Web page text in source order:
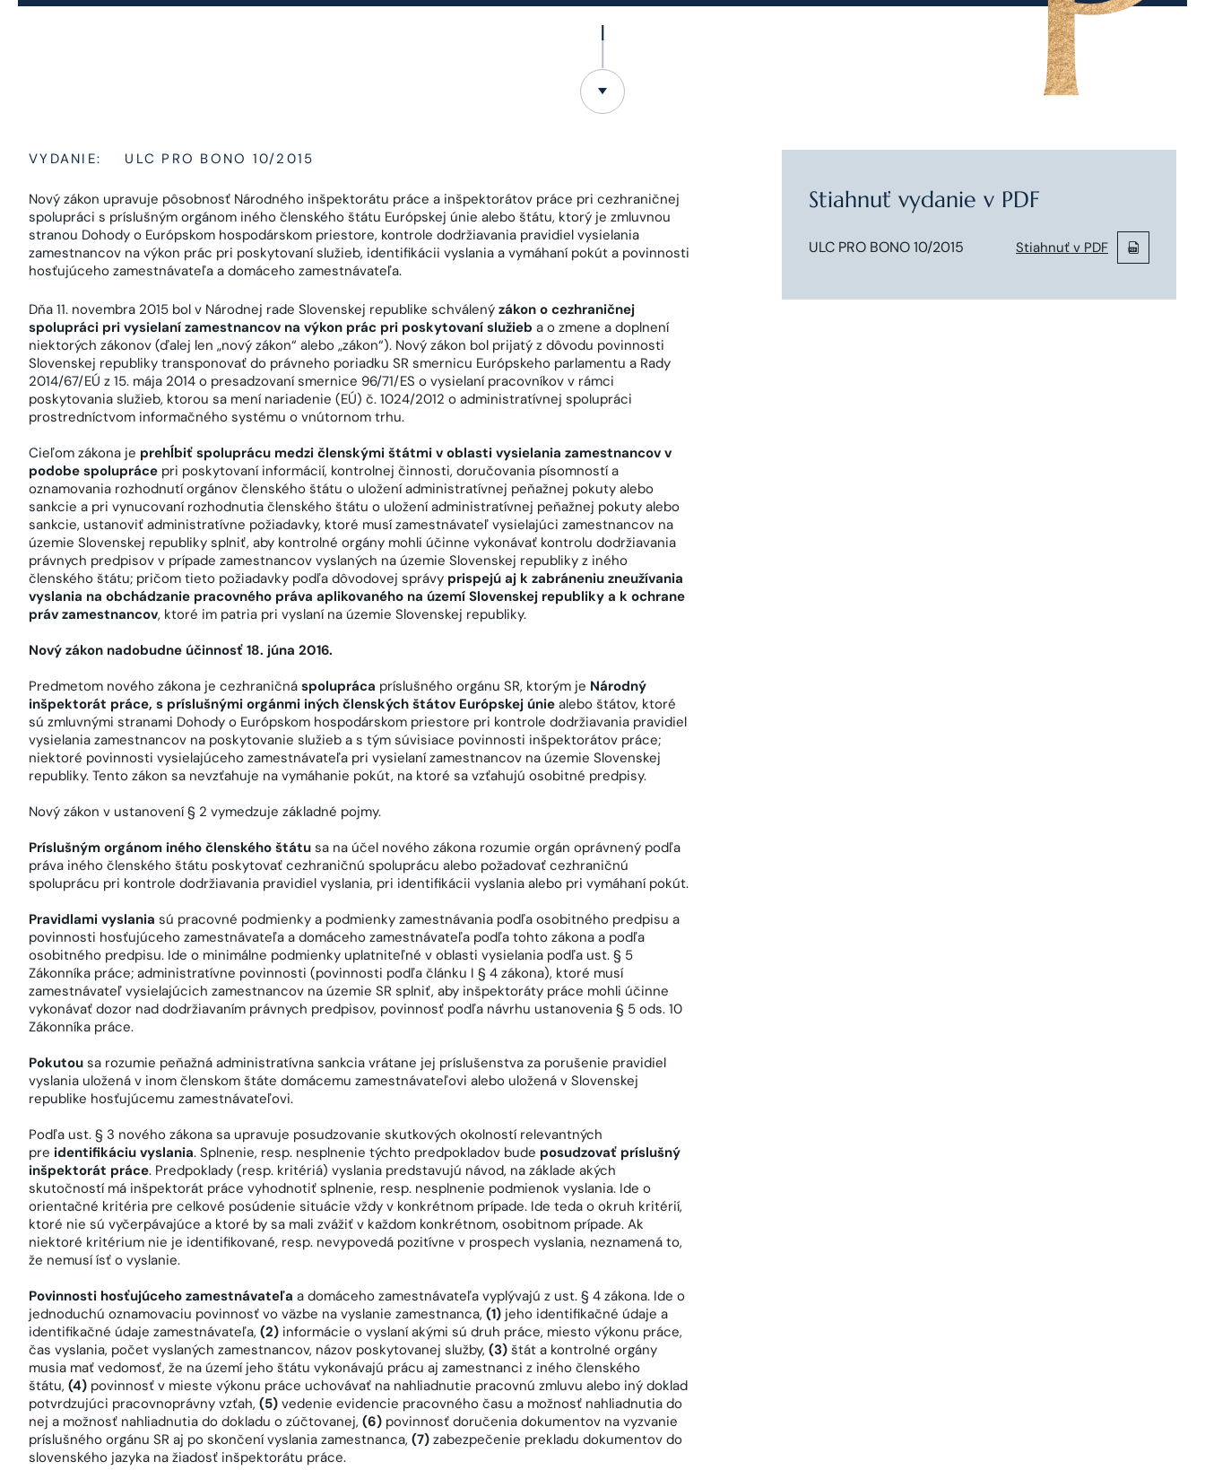
VYDANIE: ULC PRO BONO 10/2015
Nový zákon upravuje pôsobnosť Národného inšpektorátu práce a inšpektorátov práce pri cezhraničnej
spolupráci s príslušným orgánom iného členského štátu Európskej únie alebo štátu, ktorý je zmluvnou
stranou Dohody o Európskom hospodárskom priestore, kontrole dodržiavania pravidiel vysielania
zamestnancov na výkon prác pri poskytovaní služieb, identifikácii vyslania a vymáhaní pokút a povinnosti
hosťujúceho zamestnávateľa a domáceho zamestnávateľa.
Dňa 11. novembra 2015 bol v Národnej rade Slovenskej republike schválený zákon o cezhraničnej
spolupráci pri vysielaní zamestnancov na výkon prác pri poskytovaní služieb a o zmene a doplnení
niektorých zákonov (ďalej len „nový zákon“ alebo „zákon“). Nový zákon bol prijatý z dôvodu povinnosti
Slovenskej republiky transponovať do právneho poriadku SR smernicu Európskeho parlamentu a Rady
2014/67/EÚ z 15. mája 2014 o presadzovaní smernice 96/71/ES o vysielaní pracovníkov v rámci
poskytovania služieb, ktorou sa mení nariadenie (EÚ) č. 1024/2012 o administratívnej spolupráci
prostredníctvom informačného systému o vnútornom trhu.
Cieľom zákona je prehĺbiť spoluprácu medzi členskými štátmi v oblasti vysielania zamestnancov v
podobe spolupráce pri poskytovaní informácií, kontrolnej činnosti, doručovania písomností a
oznamovania rozhodnutí orgánov členského štátu o uložení administratívnej peňažnej pokuty alebo
sankcie a pri vynucovaní rozhodnutia členského štátu o uložení administratívnej peňažnej pokuty alebo
sankcie, ustanoviť administratívne požiadavky, ktoré musí zamestnávateľ vysielajúci zamestnancov na
územie Slovenskej republiky splniť, aby kontrolné orgány mohli účinne vykonávať kontrolu dodržiavania
právnych predpisov v prípade zamestnancov vyslaných na územie Slovenskej republiky z iného
členského štátu; pričom tieto požiadavky podľa dôvodovej správy prispejú aj k zabráneniu zneužívania
vyslania na obchádzanie pracovného práva aplikovaného na území Slovenskej republiky a k ochrane
práv zamestnancov, ktoré im patria pri vyslaní na územie Slovenskej republiky.
Nový zákon nadobudne účinnosť 18. júna 2016.
Predmetom nového zákona je cezhraničná spolupráca príslušného orgánu SR, ktorým je Národný
inšpektorát práce, s príslušnými orgánmi iných členských štátov Európskej únie alebo štátov, ktoré
sú zmluvnými stranami Dohody o Európskom hospodárskom priestore pri kontrole dodržiavania pravidiel
vysielania zamestnancov na poskytovanie služieb a s tým súvisiace povinnosti inšpektorátov práce;
niektoré povinnosti vysielajúceho zamestnávateľa pri vysielaní zamestnancov na územie Slovenskej
republiky. Tento zákon sa nevzťahuje na vymáhanie pokút, na ktoré sa vzťahujú osobitné predpisy.
Nový zákon v ustanovení § 2 vymedzuje základné pojmy.
Príslušným orgánom iného členského štátu sa na účel nového zákona rozumie orgán oprávnený podľa
práva iného členského štátu poskytovať cezhraničnú spoluprácu alebo požadovať cezhraničnú
spoluprácu pri kontrole dodržiavania pravidiel vyslania, pri identifikácii vyslania alebo pri vymáhaní pokút.
Pravidlami vyslania sú pracovné podmienky a podmienky zamestnávania podľa osobitného predpisu a
povinnosti hosťujúceho zamestnávateľa a domáceho zamestnávateľa podľa tohto zákona a podľa
osobitného predpisu. Ide o minimálne podmienky uplatniteľné v oblasti vysielania podľa ust. § 5
Zákonníka práce; administratívne povinnosti (povinnosti podľa článku I § 4 zákona), ktoré musí
zamestnávateľ vysielajúcich zamestnancov na územie SR splniť, aby inšpektoráty práce mohli účinne
vykonávať dozor nad dodržiavaním právnych predpisov, povinnosť podľa návrhu ustanovenia § 5 ods. 10
Zákonníka práce.
Pokutou sa rozumie peňažná administratívna sankcia vrátane jej príslušenstva za porušenie pravidiel
vyslania uložená v inom členskom štáte domácemu zamestnávateľovi alebo uložená v Slovenskej
republike hosťujúcemu zamestnávateľovi.
Podľa ust. § 3 nového zákona sa upravuje posudzovanie skutkových okolností relevantných
pre identifikáciu vyslania. Splnenie, resp. nesplnenie týchto predpokladov bude posudzovať príslušný
inšpektorát práce. Predpoklady (resp. kritériá) vyslania predstavujú návod, na základe akých
skutočností má inšpektorát práce vyhodnotiť splnenie, resp. nesplnenie podmienok vyslania. Ide o
orientačné kritéria pre celkové posúdenie situácie vždy v konkrétnom prípade. Ide teda o okruh kritérií,
ktoré nie sú vyčerpávajúce a ktoré by sa mali zvážiť v každom konkrétnom, osobitnom prípade. Ak
niektoré kritérium nie je identifikované, resp. nevypovedá pozitívne v prospech vyslania, neznamená to,
že nemusí ísť o vyslanie.
Povinnosti hosťujúceho zamestnávateľa a domáceho zamestnávateľa vyplývajú z ust. § 4 zákona. Ide o
jednoduchú oznamovaciu povinnosť vo väzbe na vyslanie zamestnanca, (1) jeho identifikačné údaje a
identifikačné údaje zamestnávateľa, (2) informácie o vyslaní akými sú druh práce, miesto výkonu práce,
čas vyslania, počet vyslaných zamestnancov, názov poskytovanej služby, (3) štát a kontrolné orgány
musia mať vedomosť, že na území jeho štátu vykonávajú prácu aj zamestnanci z iného členského
štátu, (4) povinnosť v mieste výkonu práce uchovávať na nahliadnutie pracovnú zmluvu alebo iný doklad
potvrdzujúci pracovnoprávny vzťah, (5) vedenie evidencie pracovného času a možnosť nahliadnutia do
nej a možnosť nahliadnutia do dokladu o zúčtovanej, (6) povinnosť doručenia dokumentov na vyzvanie
príslušného orgánu SR aj po skončení vyslania zamestnanca, (7) zabezpečenie prekladu dokumentov do
slovenského jazyka na žiadosť inšpektorátu práce.
Stiahnuť vydanie v PDF
ULC PRO BONO 10/2015 Stiahnuť v PDF